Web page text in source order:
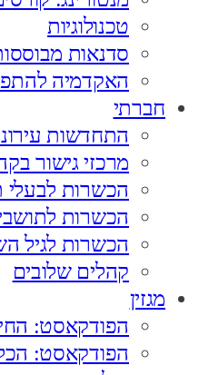
טכנולוגיות
סדנאות
האקדמיה
חברתי
התחדשות
מרכזי גישור
הכשרות לבעלי
הכשרות
הכשרות לגיל
קהלים שלובים
מגזין
הפודקאסט:
הפודקאסט: